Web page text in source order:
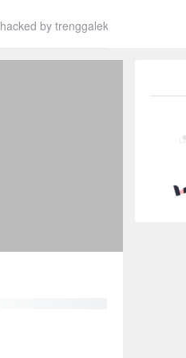
hacked by trenggalek6etar